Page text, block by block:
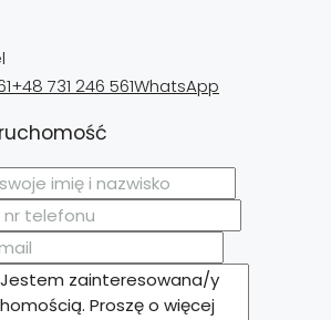
+48 731 246 561WhatsApp